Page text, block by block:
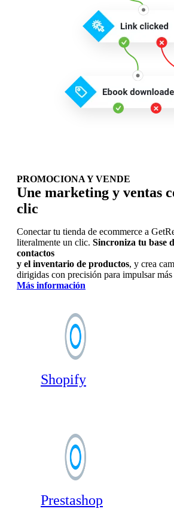
PROMOCIONA Y VENDE
Une marketing y ventas
clic
Conectar tu tienda de ecommerce a
literalmente un clic. Sincroniza tu base
contactos
y el inventario de productos, y crea
dirigidas con precisión para impulsar más
Más información
Shopify
Prestashop